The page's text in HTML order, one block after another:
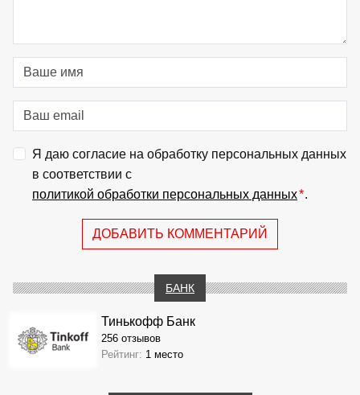
Я даю согласие на обработку персональных данных
в соответствии с
политикой обработки персональных данных*.
ДОБАВИТЬ КОММЕНТАРИЙ
БАНК
Тинькофф Банк
256 отзывов
Рейтинг: 1 место